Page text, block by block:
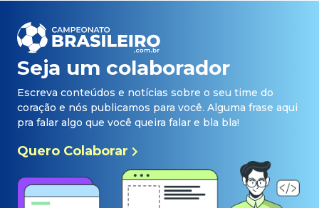
Seja um colaborador
Escreva conteúdos e notícias sobre o seu time do
coração e nós publicamos para você. Alguma frase aqui
pra falar algo que você queira falar e bla bla!
Quero Colaborar